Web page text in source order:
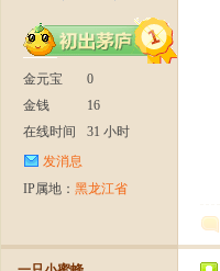
测
金元宝
0
金钱
16
在线时间
31 小时
发消息
IP属地： 黑龙江省